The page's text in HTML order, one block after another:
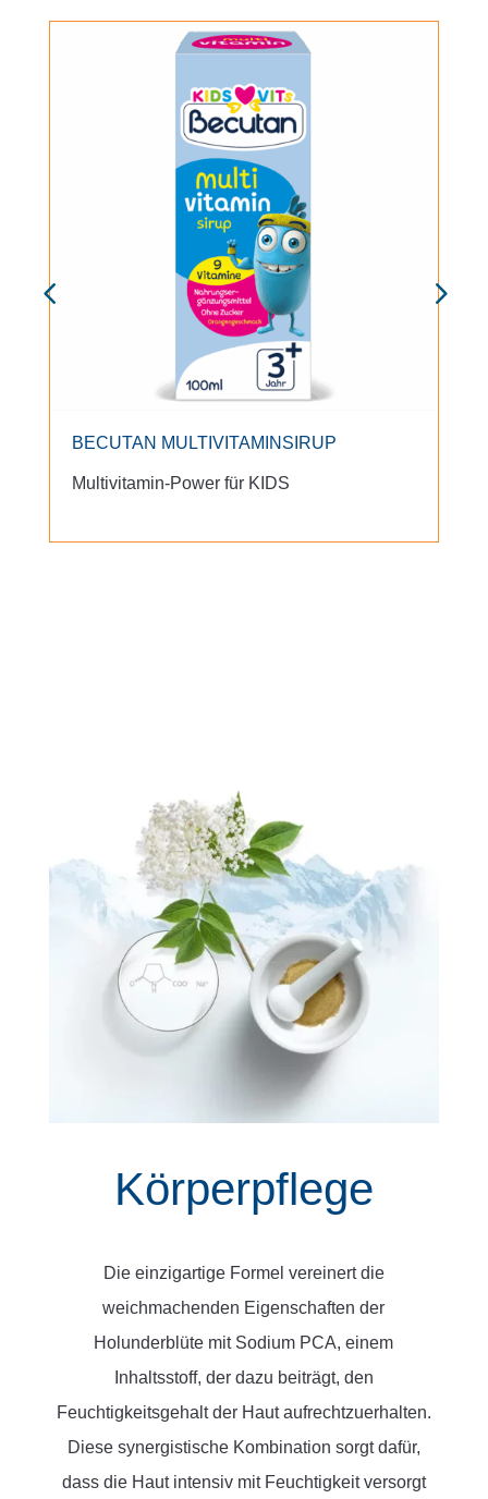
BECUTAN MULTIVITAMINSIRUP
Multivitamin-Power für KIDS
Körperpflege
Die einzigartige Formel vereinert die
weichmachenden Eigenschaften der
Holunderblüte mit Sodium PCA, einem
Inhaltsstoff, der dazu beiträgt, den
Feuchtigkeitsgehalt der Haut aufrechtzuerhalten.
Diese synergistische Kombination sorgt dafür,
dass die Haut intensiv mit Feuchtigkeit versorgt